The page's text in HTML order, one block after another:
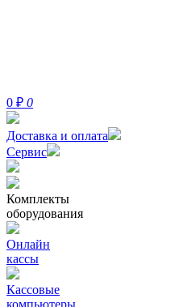
0 ₽ 0
Доставка и оплата
Сервис
Комплекты
оборудования
Онлайн
кассы
Кассовые
компьютеры